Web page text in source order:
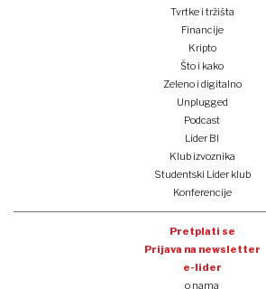
Tvrtke i tržišta
Financije
Kripto
Što i kako
Zeleno i digitalno
Unplugged
Podcast
Lider BI
Klub izvoznika
Studentski Lider klub
Konferencije
Pretplati se
Prijava na newsletter
e-lider
o nama